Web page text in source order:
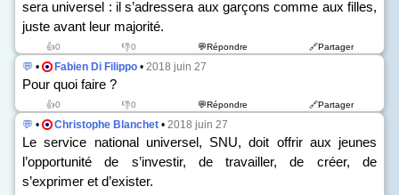
sera universel : il s’adressera aux garçons comme aux filles,
juste avant leur majorité.
👍0 👎0 💬Répondre 🔗Partager
💬 • Fabien Di Filippo • 2018 juin 27
Pour quoi faire ?
👍0 👎0 💬Répondre 🔗Partager
💬 • Christophe Blanchet • 2018 juin 27
Le service national universel, SNU, doit offrir aux jeunes
l’opportunité de s’investir, de travailler, de créer, de
s’exprimer et d’exister.